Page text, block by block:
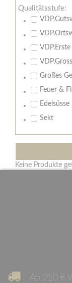
Qualitätsstufe:
Großes
Feuer &
Edelsüsse
Sekt
Keine Produkte
Ab 250 €